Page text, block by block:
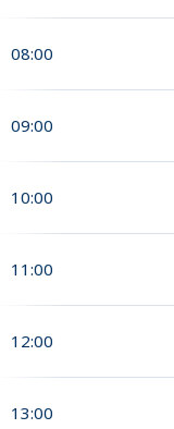
08:00
09:00
10:00
11:00
12:00
13:00